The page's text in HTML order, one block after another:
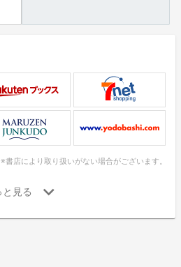
※書店により取り扱いがない場合がございます。